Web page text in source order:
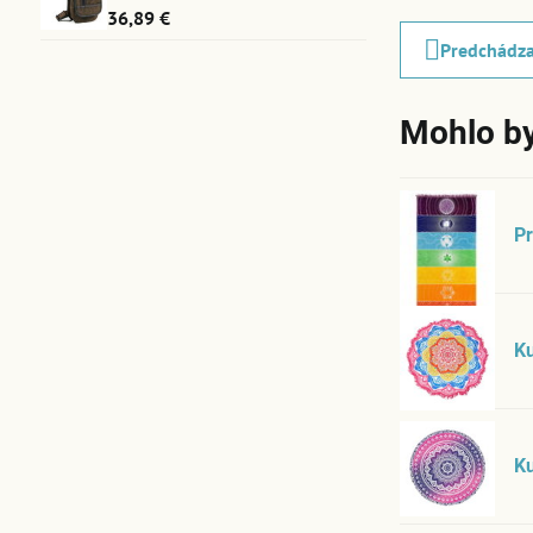
Mohlo
36,89 €